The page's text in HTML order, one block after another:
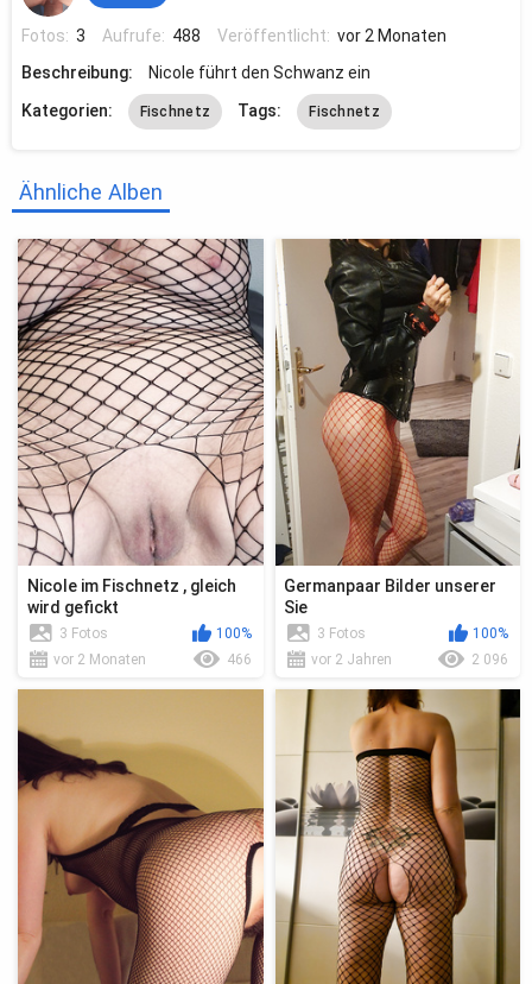
Fotos: 3 Aufrufe: 488 Veröffentlicht: vor 2 Monaten
Beschreibung:
Nicole führt den Schwanz ein
Kategorien:
Fischnetz Tags: Fischnetz
Ähnliche Alben
Nicole im Fischnetz , gleich
wird gefickt
3 Fotos
100%
vor 2 Monaten
466
Germanpaar Bilder unserer
Sie
3 Fotos
100%
vor 2 Jahren
2 096